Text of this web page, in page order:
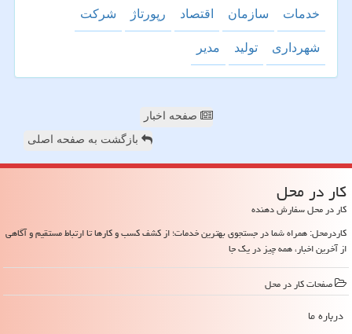
خدمات سازمان اقتصاد رپورتاژ شركت
شهرداری تولید مدیر
صفحه اخبار
بازگشت به صفحه اصلی
كار در محل
کار در محل سفارش دهنده
کاردرمحل: همراه شما در جستجوی بهترین خدمات؛ از کشف کسب و کارها تا ارتباط مستقیم و آگاهی
از آخرین اخبار، همه چیز در یک جا
صفحات كار در محل
درباره ما